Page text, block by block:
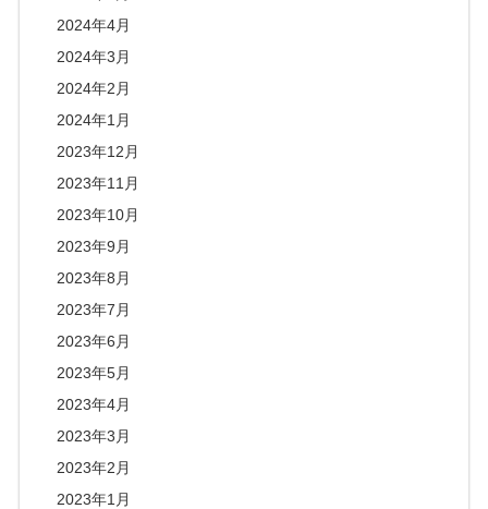
2024年4月
2024年3月
2024年2月
2024年1月
2023年12月
2023年11月
2023年10月
2023年9月
2023年8月
2023年7月
2023年6月
2023年5月
2023年4月
2023年3月
2023年2月
2023年1月